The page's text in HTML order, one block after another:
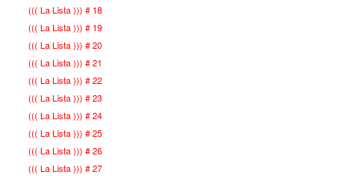
((( La Lista ))) # 18
((( La Lista ))) # 19
((( La Lista ))) # 20
((( La Lista ))) # 21
((( La Lista ))) # 22
((( La Lista ))) # 23
((( La Lista ))) # 24
((( La Lista ))) # 25
((( La Lista ))) # 26
((( La Lista ))) # 27